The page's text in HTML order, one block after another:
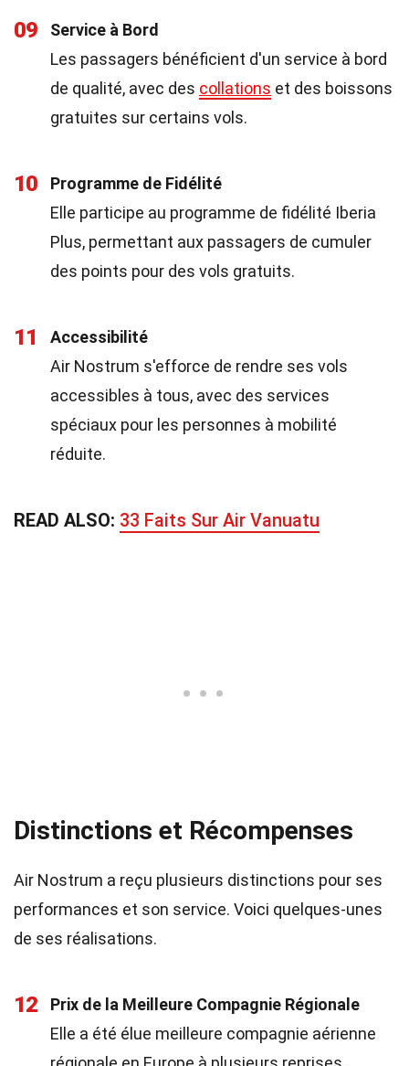
09
Service à Bord
Les passagers bénéficient d'un service à bord
de qualité, avec des collations et des boissons
gratuites sur certains vols.
10
Programme de Fidélité
Elle participe au programme de fidélité Iberia
Plus, permettant aux passagers de cumuler
des points pour des vols gratuits.
11
Accessibilité
Air Nostrum s'efforce de rendre ses vols
accessibles à tous, avec des services
spéciaux pour les personnes à mobilité
réduite.
READ ALSO: 33 Faits Sur Air Vanuatu
Distinctions et Récompenses
Air Nostrum a reçu plusieurs distinctions pour ses
performances et son service. Voici quelques-unes
de ses réalisations.
12
Prix de la Meilleure Compagnie Régionale
Elle a été élue meilleure compagnie aérienne